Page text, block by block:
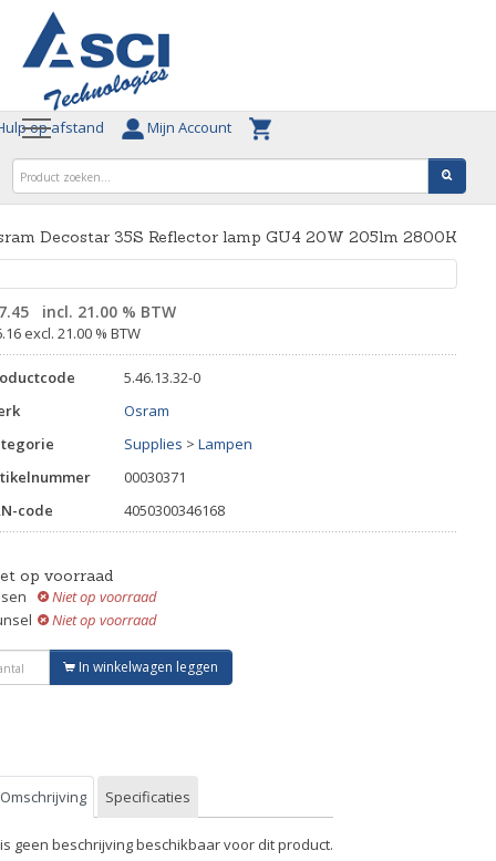
op afstand Mijn Account
Decostar 35S Reflector lamp GU4 20W 205lm 2800K
incl. 21.00 % BTW
excl. 21.00 % BTW
5.46.13.32-0
Osram
Supplies > Lampen
00030371
code
4050300346168
op voorraad
Niet op voorraad
Niet op voorraad
In winkelwagen leggen
Omschrijving Specificaties
geen beschrijving beschikbaar voor dit product.